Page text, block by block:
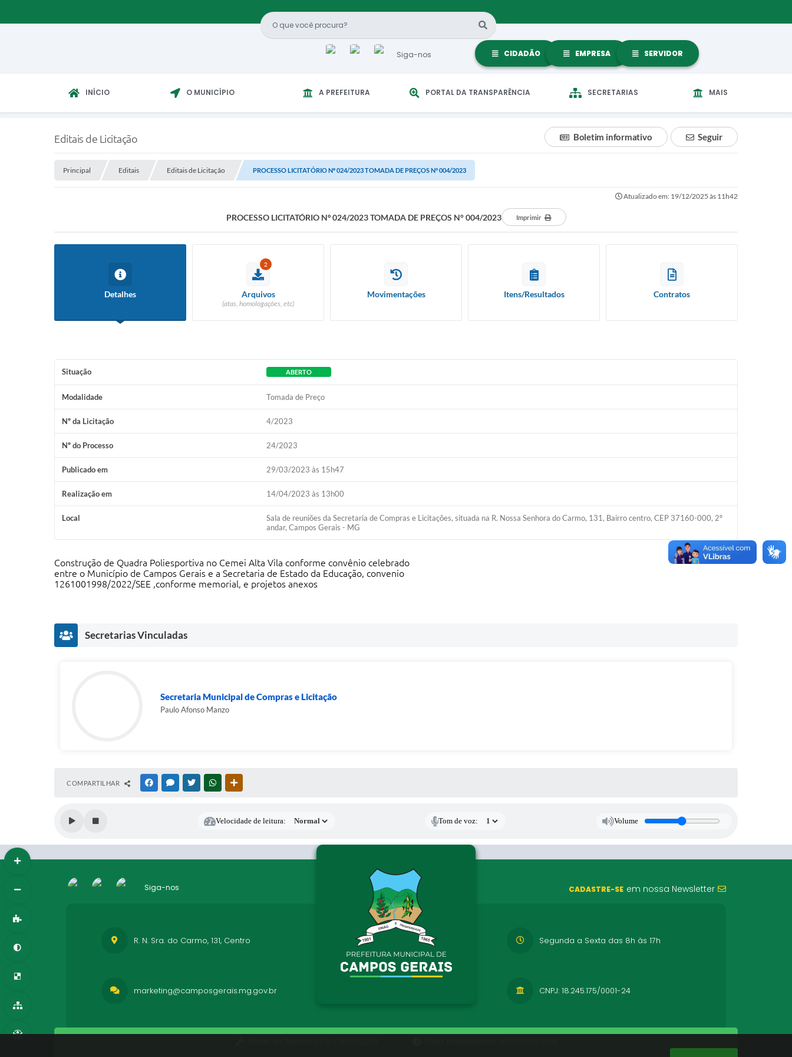
Siga-nos CIDADÃO EMPRESA SERVIDOR
INÍCIO O MUNICÍPIO A PREFEITURA PORTAL DA TRANSPARÊNCIA SECRETARIAS MAIS
Editais de Licitação Seguir
Boletim informativo
Principal Editais Editais de Licitação PROCESSO LICITATÓRIO Nº 024/2023 TOMADA DE PREÇOS N° 004/2023
Atualizado em: 19/12/2025 às 11h42
PROCESSO LICITATÓRIO Nº 024/2023 TOMADA DE PREÇOS N° 004/2023 Imprimir
Detalhes
2
Arquivos
(atas, homologações, etc)
Movimentações Itens/Resultados Contratos
Situação ABERTO
Modalidade Tomada de Preço
Nº da Licitação 4/2023
Nº do Processo 24/2023
Publicado em 29/03/2023 às 15h47
Realização em 14/04/2023 às 13h00
Local
Sala de reuniões da Secretaria de Compras e Licitações, situada na R. Nossa Senhora do Carmo, 131, Bairro centro, CEP 37160-000, 2º
andar, Campos Gerais - MG
Construção de Quadra Poliesportiva no Cemei Alta Vila conforme convênio celebrado
entre o Município de Campos Gerais e a Secretaria de Estado da Educação, convenio
1261001998/2022/SEE ,conforme memorial, e projetos anexos
Secretarias Vinculadas
Secretaria Municipal de Compras e Licitação
Paulo Afonso Manzo
COMPARTILHAR FACEBOOKMESSENGER
TWITTERWHATSAPP
Velocidade de leitura: Tom de voz: Volume
Siga-nos CADASTRE-SE em nossa Newsletter
R. N. Sra. do Carmo, 131, Centro Segunda a Sexta das 8h às 17h
CNPJ: 18.245.175/0001-24
marketing@camposgerais.mg.gov.br